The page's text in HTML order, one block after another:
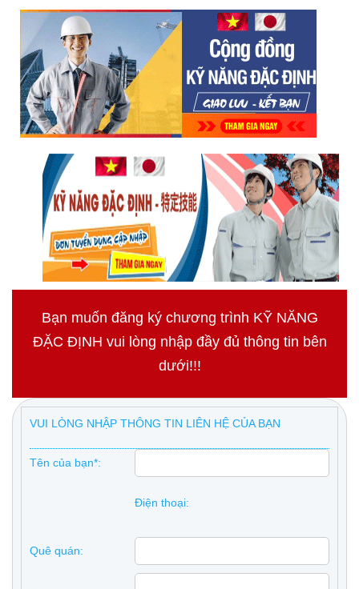
Bạn muốn đăng ký chương trình KỸ NĂNG
ĐẶC ĐỊNH vui lòng nhập đầy đủ thông tin bên
dưới!!!
VUI LÒNG NHẬP THÔNG TIN LIÊN HỆ CỦA BẠN
Tên của bạn*:
Điện thoại:
Quê quán: